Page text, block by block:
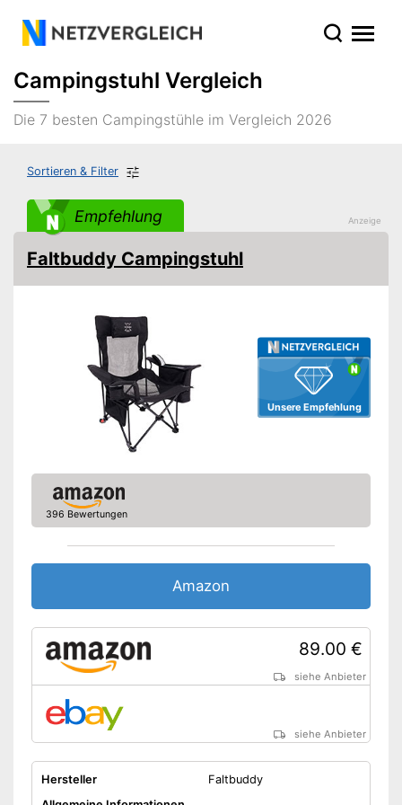
Campingstuhl Vergleich
Die 7 besten Campingstühle im Vergleich 2026
Sortieren & Filter
Empfehlung
Unsere Empfehlung
Faltbuddy Campingstuhl
396 Bewertungen
Amazon
89.00 €
siehe Anbieter
siehe Anbieter
Hersteller
Faltbuddy